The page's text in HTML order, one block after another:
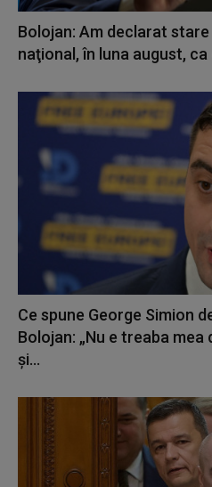
Bolojan: Am declarat stare
naţional, în luna august,
Ce spune George Simion
Bolojan: „Nu e treaba
şi...